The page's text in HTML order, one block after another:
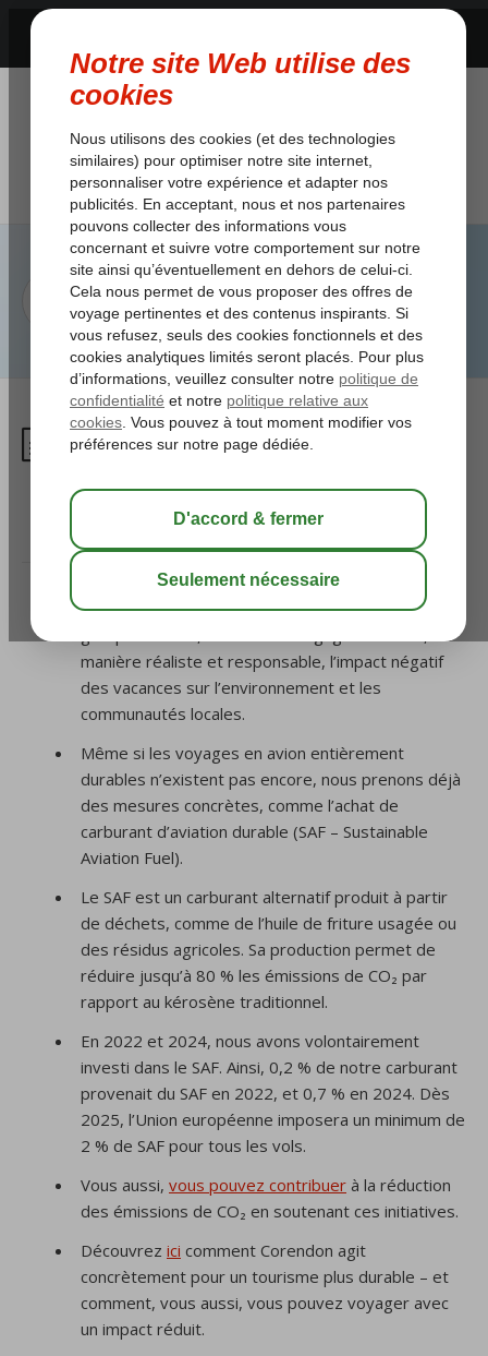
Que fait Corendon en matière
À Propos de Corendon / Que fait Corendon en
En tant que tour-opérateur, compagnie aérienne et
groupe hôtelier, Corendon s’engage à réduire, de
manière réaliste et responsable, l’impact négatif
des vacances sur l’environnement et les
communautés locales.
Même si les voyages en avion entièrement
durables n’existent pas encore, nous prenons déjà
des mesures concrètes, comme l’achat de
carburant d’aviation durable (SAF – Sustainable
Aviation Fuel).
Le SAF est un carburant alternatif produit à partir
de déchets, comme de l’huile de friture usagée ou
des résidus agricoles. Sa production permet de
réduire jusqu’à 80 % les émissions de CO₂ par
rapport au kérosène traditionnel.
En 2022 et 2024, nous avons volontairement
investi dans le SAF. Ainsi, 0,2 % de notre carburant
provenait du SAF en 2022, et 0,7 % en 2024. Dès
2025, l’Union européenne imposera un minimum de
2 % de SAF pour tous les vols.
Vous aussi, vous pouvez contribuer à la réduction
des émissions de CO₂ en soutenant ces initiatives.
Découvrez ici comment Corendon agit
concrètement pour un tourisme plus durable – et
comment, vous aussi, vous pouvez voyager avec
un impact réduit.